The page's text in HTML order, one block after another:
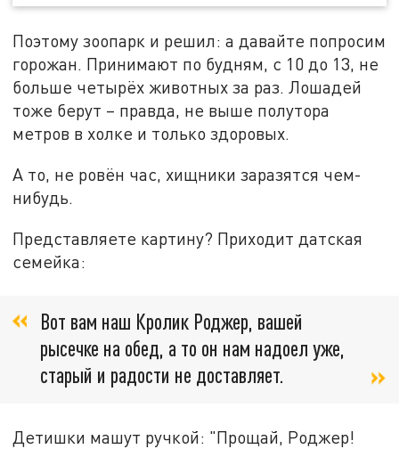
Поэтому зоопарк и решил: а давайте попросим
горожан. Принимают по будням, с 10 до 13, не
больше четырёх животных за раз. Лошадей
тоже берут – правда, не выше полутора
метров в холке и только здоровых.
А то, не ровён час, хищники заразятся чем-
нибудь.
Представляете картину? Приходит датская
семейка:
Вот вам наш Кролик Роджер, вашей
рысечке на обед, а то он нам надоел уже,
старый и радости не доставляет.
Детишки машут ручкой: "Прощай, Роджер!